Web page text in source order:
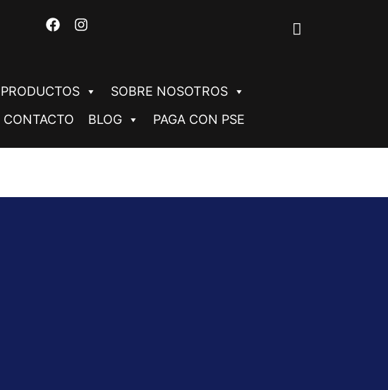
PRODUCTOS
SOBRE NOSOTROS
CONTACTO BLOG PAGA CON PSE